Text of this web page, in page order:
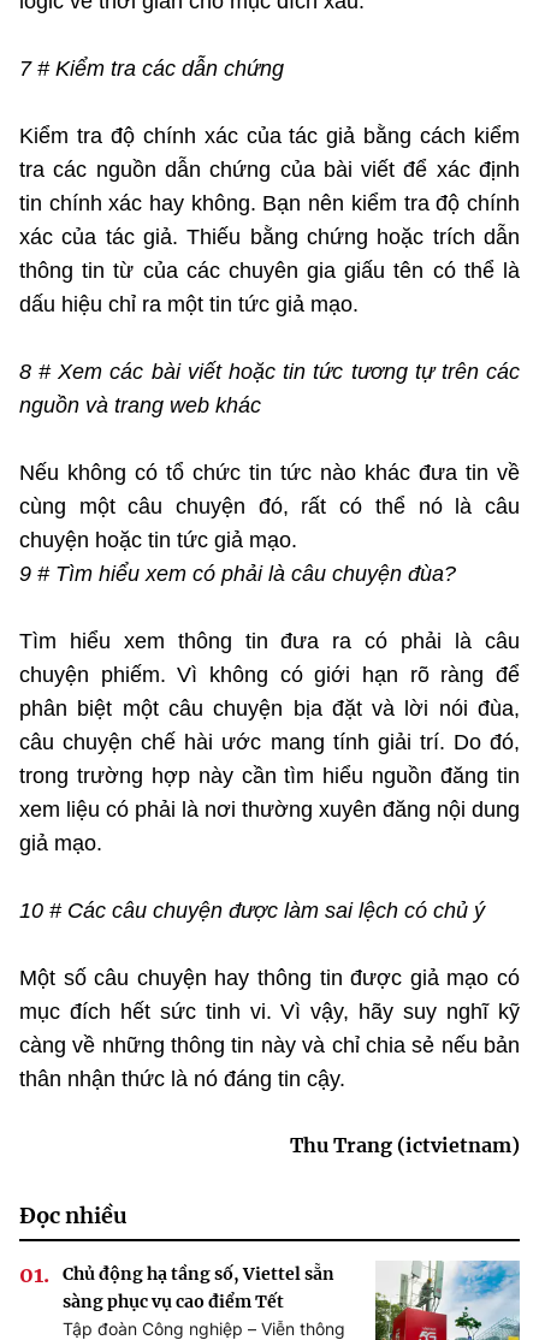
7 # Kiểm tra các dẫn chứng
Kiểm tra độ chính xác của tác giả bằng cách kiểm
tra các nguồn dẫn chứng của bài viết để xác định
tin chính xác hay không. Bạn nên kiểm tra độ chính
xác của tác giả. Thiếu bằng chứng hoặc trích dẫn
thông tin từ của các chuyên gia giấu tên có thể là
dấu hiệu chỉ ra một tin tức giả mạo.
8 # Xem các bài viết hoặc tin tức tương tự trên các
nguồn và trang web khác
Nếu không có tổ chức tin tức nào khác đưa tin về
cùng một câu chuyện đó, rất có thể nó là câu
chuyện hoặc tin tức giả mạo.
9 # Tìm hiểu xem có phải là câu chuyện đùa?
Tìm hiểu xem thông tin đưa ra có phải là câu
chuyện phiếm. Vì không có giới hạn rõ ràng để
phân biệt một câu chuyện bịa đặt và lời nói đùa,
câu chuyện chế hài ước mang tính giải trí. Do đó,
trong trường hợp này cần tìm hiểu nguồn đăng tin
xem liệu có phải là nơi thường xuyên đăng nội dung
giả mạo.
10 # Các câu chuyện được làm sai lệch có chủ ý
Một số câu chuyện hay thông tin được giả mạo có
mục đích hết sức tinh vi. Vì vậy, hãy suy nghĩ kỹ
càng về những thông tin này và chỉ chia sẻ nếu bản
thân nhận thức là nó đáng tin cậy.
Thu Trang (ictvietnam)
Đọc nhiều
Chủ động hạ tầng số, Viettel sẵn
sàng phục vụ cao điểm Tết
Tập đoàn Công nghiệp – Viễn thông